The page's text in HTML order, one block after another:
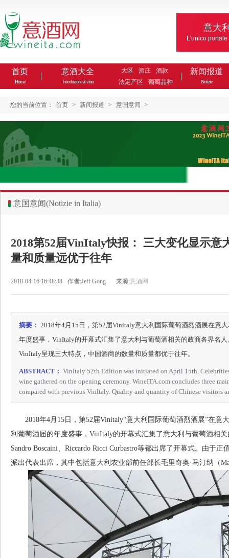
意大
L'unico
首页
Home
意酒大全
Introduzione al vino
大区 酒庄
酒款
法定产区
葡萄品种
新闻报道
Notizie
您的当前位置： 首页 > 新闻报道 > 意国意闻 >
意国意闻(Notizie in Italia)
2018第52届VinItaly快报： 三大变化显示意
量和质量远优于往年
2018-04-16 16:48:38 作者:Jeff Gong 来源:意酒网
摘要： 2018年4月15日，第52届Vinitaly意大利国际葡萄酒烈酒展在意
年度盛事，VinItaly的开幕式汇集了意大利与葡萄酒相关的政商各界名
VinItaly呈现三大特点，中国酒商的数量和质量都优于往年。
ABSTRACT： VinItaly 52th Edition was initiated on April 15th.
wine gathered on the opening ceremony. WineITA.com concludes three
compared with previous VinItaly. Quality and quantity of Chinese visitors
2018年4月15日，第52届Vinitaly“意大利国际葡萄酒烈酒展”在意
利葡萄酒届的年度盛事，VinItaly的开幕式汇集了意大利与葡萄酒相
Sandro Boscaini、Riccardo Ricci Curbastro等都出席了开幕式。由于
派出代表出席，其中包括意大利农业部前任部长毛里奇奥·马汀纳（